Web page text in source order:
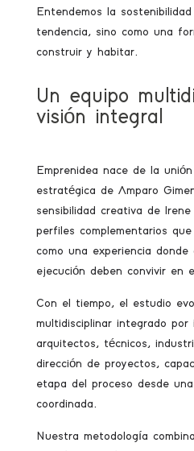
Entendemos la
tendencia, sino como una
construir y habitar.
Un equipo
visión integral
Emprenidea nace de la
estratégica de Amparo
sensibilidad creativa de
perfiles complementarios
como una experiencia
ejecución deben convivir en
Con el tiempo, el estudio
multidisciplinar integrado por
arquitectos, técnicos,
dirección de proyectos,
etapa del proceso desde
coordinada.
Nuestra metodología